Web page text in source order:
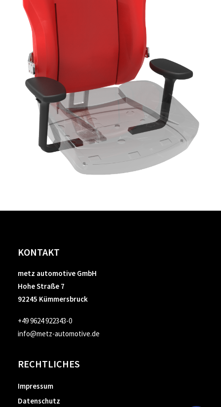
KONTAKT
metz automotive GmbH
Hohe Straße 7
92245 Kümmersbruck
+49 9624 922343-0
info@metz-automotive.de
RECHTLICHES
Impressum
Datenschutz